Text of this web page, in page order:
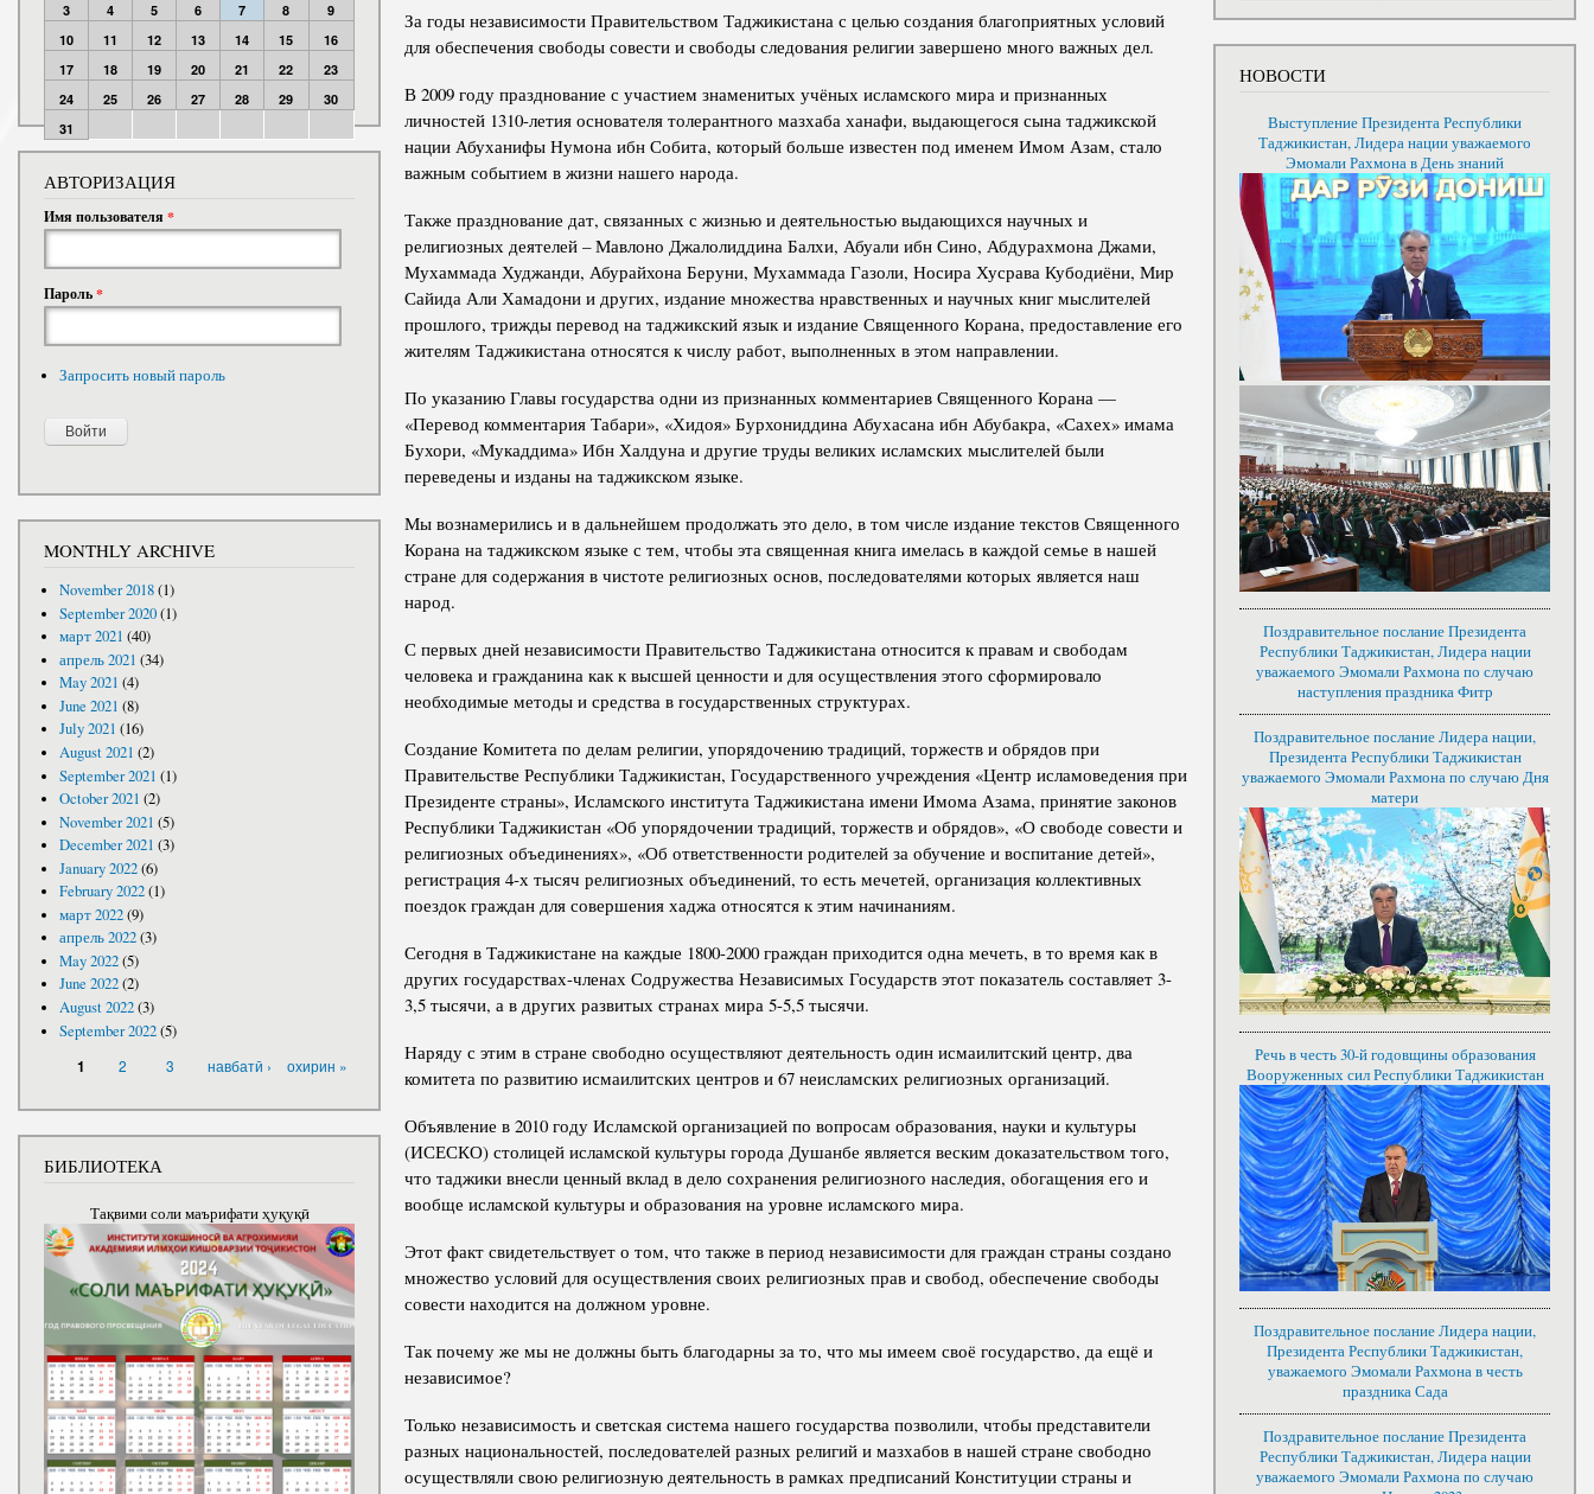
За годы независимости Правительством Таджикистана с целью создания благоприятных условий
для обеспечения свободы совести и свободы следования религии завершено много важных дел.
В 2009 году празднование с участием знаменитых учёных исламского мира и признанных
личностей 1310-летия основателя толерантного мазхаба ханафи, выдающегося сына таджикской
нации Абуханифы Нумона ибн Собита, который больше известен под именем Имом Азам, стало
важным событием в жизни нашего народа.
Также празднование дат, связанных с жизнью и деятельностью выдающихся научных и
религиозных деятелей – Мавлоно Джалолиддина Балхи, Абуали ибн Сино, Абдурахмона Джами,
Мухаммада Худжанди, Абурайхона Беруни, Мухаммада Газоли, Носира Хусрава Кубодиёни, Мир
Сайида Али Хамадони и других, издание множества нравственных и научных книг мыслителей
прошлого, трижды перевод на таджикский язык и издание Священного Корана, предоставление его
жителям Таджикистана относятся к числу работ, выполненных в этом направлении.
По указанию Главы государства одни из признанных комментариев Священного Корана —
«Перевод комментария Табари», «Хидоя» Бурхониддина Абухасана ибн Абубакра, «Сахех» имама
Бухори, «Мукаддима» Ибн Халдуна и другие труды великих исламских мыслителей были
переведены и изданы на таджикском языке.
Мы вознамерились и в дальнейшем продолжать это дело, в том числе издание текстов Священного
Корана на таджикском языке с тем, чтобы эта священная книга имелась в каждой семье в нашей
стране для содержания в чистоте религиозных основ, последователями которых является наш
народ.
С первых дней независимости Правительство Таджикистана относится к правам и свободам
человека и гражданина как к высшей ценности и для осуществления этого сформировало
необходимые методы и средства в государственных структурах.
Создание Комитета по делам религии, упорядочению традиций, торжеств и обрядов при
Правительстве Республики Таджикистан, Государственного учреждения «Центр исламоведения при
Президенте страны», Исламского института Таджикистана имени Имома Азама, принятие законов
Республики Таджикистан «Об упорядочении традиций, торжеств и обрядов», «О свободе совести и
религиозных объединениях», «Об ответственности родителей за обучение и воспитание детей»,
регистрация 4-х тысяч религиозных объединений, то есть мечетей, организация коллективных
поездок граждан для совершения хаджа относятся к этим начинаниям.
Сегодня в Таджикистане на каждые 1800-2000 граждан приходится одна мечеть, в то время как в
других государствах-членах Содружества Независимых Государств этот показатель составляет 3-
3,5 тысячи, а в других развитых странах мира 5-5,5 тысячи.
Наряду с этим в стране свободно осуществляют деятельность один исмаилитский центр, два
комитета по развитию исмаилитских центров и 67 неисламских религиозных организаций.
Объявление в 2010 году Исламской организацией по вопросам образования, науки и культуры
(ИСЕСКО) столицей исламской культуры города Душанбе является веским доказательством того,
что таджики внесли ценный вклад в дело сохранения религиозного наследия, обогащения его и
вообще исламской культуры и образования на уровне исламского мира.
Этот факт свидетельствует о том, что также в период независимости для граждан страны создано
множество условий для осуществления своих религиозных прав и свобод, обеспечение свободы
совести находится на должном уровне.
Так почему же мы не должны быть благодарны за то, что мы имеем своё государство, да ещё и
независимое?
Только независимость и светская система нашего государства позволили, чтобы представители
разных национальностей, последователей разных религий и мазхабов в нашей стране свободно
осуществляли свою религиозную деятельность в рамках предписаний Конституции страны и
3
4 5 6 7 8
9
10
11 12 13 14 15
16
17
18 19 20 21 22
23
24
25 26 27 28 29
30
31
АВТОРИЗАЦИЯ
Имя пользователя *
Пароль*
Запросить новый пароль
MONTHLY ARCHIVE
November 2018(1)
September 2020(1)
март 2021 (40)
апрель 2021 (34)
May 2021 (4)
June 2021 (8)
July 2021 (16)
August 2021 (2)
September 2021 (1)
October 2021 (2)
November 2021 (5)
December 2021 (3)
January 2022(6)
February 2022(1)
март 2022(9)
апрель 2022(3)
May 2022(5)
June 2022(2)
August 2022(3)
September 2022(5)
1 2 3 навбатӣ › охирин »
БИБЛИОТЕКА
Тақвими соли маърифати ҳуқуқӣ
НОВОСТИ
Выступление Президента Республики
Таджикистан, Лидера нации уважаемого
Эмомали Рахмона в День знаний
Поздравительное послание Президента
Республики Таджикистан, Лидера нации
уважаемого Эмомали Рахмона по случаю
наступления праздника Фитр
Поздравительное послание Лидера нации,
Президента Республики Таджикистан
уважаемого Эмомали Рахмона по случаю Дня
матери
Речь в честь 30-й годовщины образования
Вооруженных сил Республики Таджикистан
Поздравительное послание Лидера нации,
Президента Республики Таджикистан,
уважаемого Эмомали Рахмона в честь
праздника Сада
Поздравительное послание Президента
Республики Таджикистан, Лидера нации
уважаемого Эмомали Рахмона по случаю